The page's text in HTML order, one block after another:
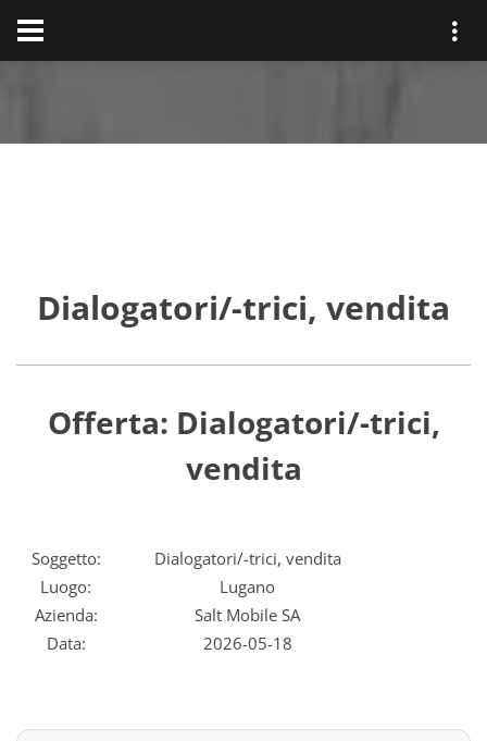
Dialogatori/-trici, vendita
Offerta: Dialogatori/-trici,
vendita
Soggetto:
Dialogatori/-trici, vendita
Luogo:
Lugano
Azienda:
Salt Mobile SA
Data:
2026-05-18